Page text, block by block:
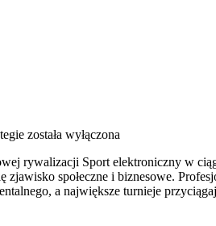
została wyłączona
rywalizacji Sport elektroniczny w
społeczne i biznesowe.
a największe turnieje